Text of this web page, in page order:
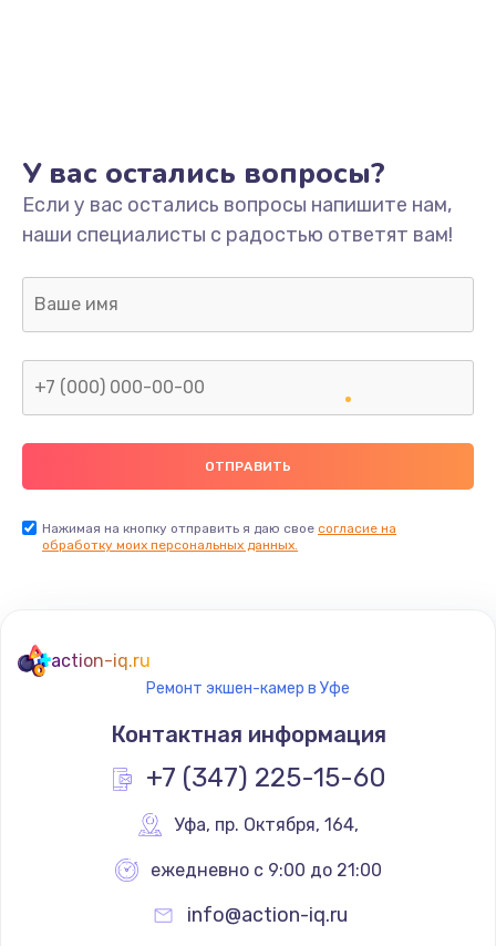
У вас остались вопросы?
Если у вас остались вопросы напишите нам,
наши специалисты с радостью ответят вам!
Нажимая на кнопку отправить я даю свое согласие на
обработку моих персональных данных.
action-iq.ru
Ремонт экшен-камер в Уфе
Контактная информация
+7 (347) 225-15-60
Уфа, пр. Октября, 164,
ежедневно с 9:00 до 21:00
info@action-iq.ru